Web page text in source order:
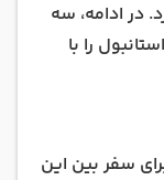
در ادامه، سه
را با
سفر بین این